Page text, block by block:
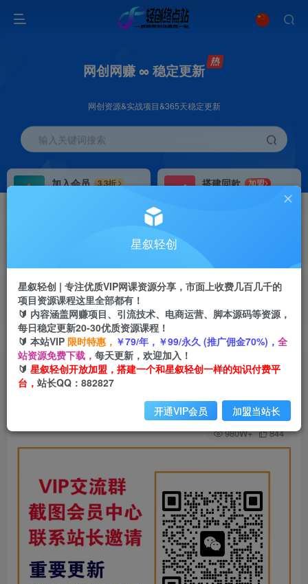
网创网赚 ∞ 稳定更新
网创资源&实战项目&365天稳定更新
输入关键词搜索
加入会员
3.3折
搭建同款
加盟
首页 网站公告 正文
星叙轻创【VIP会员专属交流群】
关注 私信
980W+ 844
星叙轻创
星叙轻创 | 专注优质VIP网课资源分享，市面上收费几百几千的
项目资源课程这里全部都有！
🔰 内容涵盖网赚项目、引流技术、电商运营、脚本源码等资源，
每日稳定更新20-30优质资源课程！
🔰 本站VIP 限时特惠， ￥79/年，￥99/永久 (推广佣金70%)， 全
站资源免费下载， 每天更新，欢迎加入！
🔰 星叙轻创开放加盟，搭建一个和星叙轻创一样的知识付费平
台， 站长QQ：882827
开通VIP会员 加盟当站长